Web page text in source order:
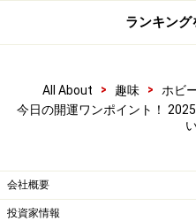
ランキング
All About > 趣味 > ホビ
今日の開運ワンポイント！
会社概要
投資家情報